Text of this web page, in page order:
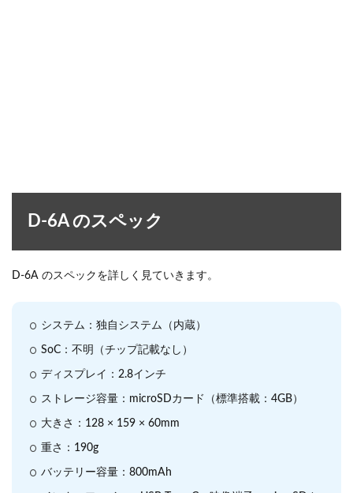
D-6A のスペック
D-6A のスペックを詳しく見ていきます。
システム：独自システム（内蔵）
SoC：不明（チップ記載なし）
ディスプレイ：2.8インチ
ストレージ容量：microSDカード（標準搭載：4GB）
大きさ：128 × 159 × 60mm
重さ：190g
バッテリー容量：800mAh